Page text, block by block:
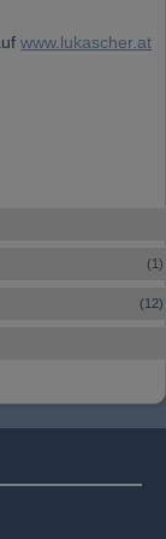
www.lukascher.at
(1)
(12)